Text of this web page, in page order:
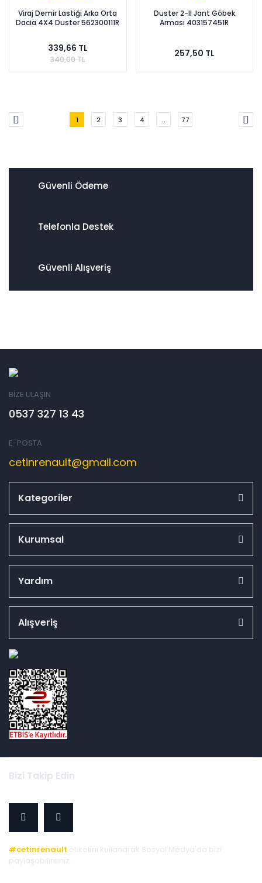
Viraj Demir Lastiği Arka Orta
Dacia 4X4 Duster 562300111R
339,66 TL
340,00 TL
Duster 2-II Jant Göbek
Arması 403157451R
257,50 TL
1 2 3 4 .. 77
Güvenli Ödeme
Telefonla Destek
Güvenli Alışveriş
BİZE ULAŞIN
0537 327 13 43
E-POSTA
cetinrenault@gmail.com
Kategoriler
Kurumsal
Yardım
Alışveriş
Bizi Takip Edin
#cetinrenault etiketini kullanarak Sosyal Medya'da bizi
paylaşabilirsiniz.